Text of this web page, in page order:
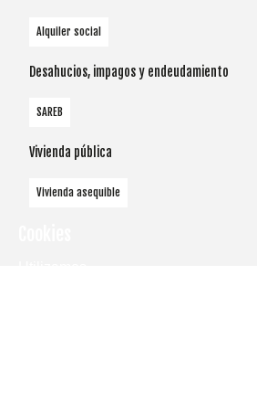
Alquiler social
Desahucios, impagos y endeudamiento
SAREB
Vivienda pública
Vivienda asequible